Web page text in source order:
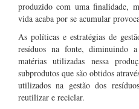
produzido com uma finalidade,
vida acaba por se acumular
As políticas e estratégias de
resíduos na fonte, diminuindo
matérias utilizadas nessa
subprodutos que são obtidos
utilizados na gestão dos
reutilizar e reciclar.